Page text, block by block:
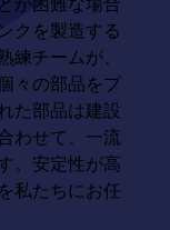
クを製造する
チームが、
々の部品をプ
た部品は建設
わせて、一流
。安定性が高
私たちにお任